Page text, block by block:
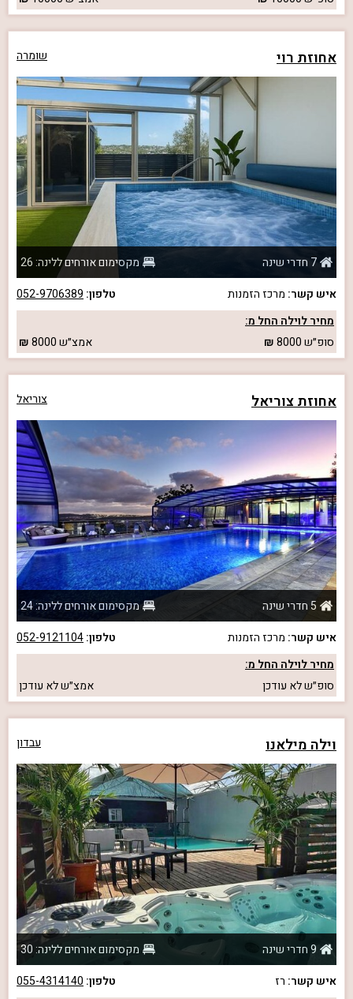
אחוזת רוי שומרה
7 חדרי שינה
מקסימום אורחים ללינה: 26
איש קשר: מרכז הזמנות טלפון: 052-9706389
מחיר לוילה החל מ:
סופ״ש8000 אמצ״ש8000
אחוזת צוריאל צוריאל
5 חדרי שינה
מקסימום אורחים ללינה: 24
איש קשר: מרכז הזמנות טלפון:052-9121104
מחיר לוילה החל מ:
סופ״שלא עודכן אמצ״שלא עודכן
וילה מילאנו עבדון
9 חדרי שינה
מקסימום אורחים ללינה: 30
איש קשר: רז טלפון: 055-4314140